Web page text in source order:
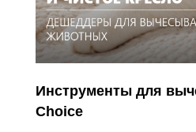
Инструменты для
Choice